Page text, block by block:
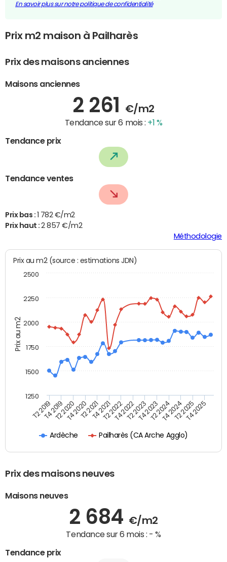
En savoir plus sur notre politique de confidentialité
Prix m2 maison à Pailharès
Prix des maisons anciennes
Maisons anciennes
2 261 €/m2
Tendance sur 6 mois : +1 %
Tendance prix
Tendance ventes
Prix bas : 1 782 €/m2
Prix haut :2 857 €/m2
Méthodologie
Prix au m2
Prix au m2 (source : estimations JDN)
Ardèche Pailharès (CA Arche Agglo)
T2 2019T4 2019T2 2020T4 2020T2 2021T4 2021T2 2022T4 2022T2 2023T4 2023T2 2024T4 2024T2 2025T4 2025
1250
1500
1750
2000
2250
2500
Prix des maisons neuves
Maisons neuves
2 684 €/m2
Tendance sur 6 mois : - %
Tendance prix